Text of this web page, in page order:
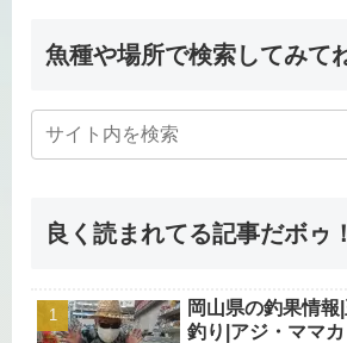
魚種や場所で検索してみて
良く読まれてる記事だボゥ！
岡山県の釣果情報
釣り|アジ・ママ